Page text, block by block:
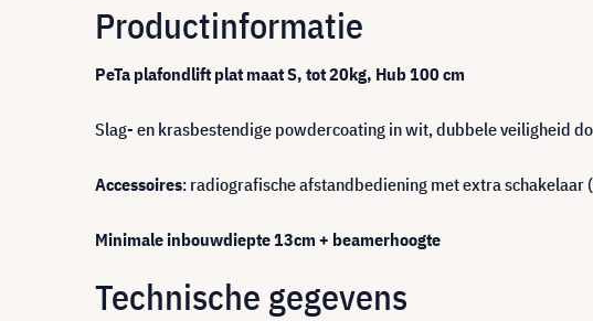
Productinformatie
PeTa plafondlift plat maat S, tot 20kg, Hub 100 cm
Slag- en krasbestendige powdercoating in wit, dubbele veiligheid
Accessoires: radiografische afstandbediening met extra
Minimale inbouwdiepte 13cm + beamerhoogte
Technische gegevens